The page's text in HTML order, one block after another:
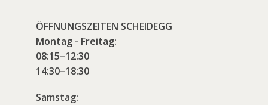
ÖFFNUNGSZEITEN SCHEIDEGG
Montag - Freitag:
08:15–12:30
14:30–18:30
Samstag: